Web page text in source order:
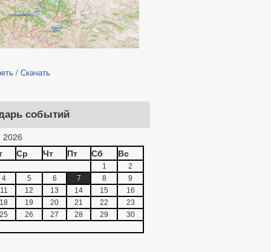
/ Скачать
событий
Ср Чт Пт Сб Вс
1
2
4
5 6 7 8
9
11
12 13 14 15
16
18
19 20 21 22
23
25
26 27 28 29 30